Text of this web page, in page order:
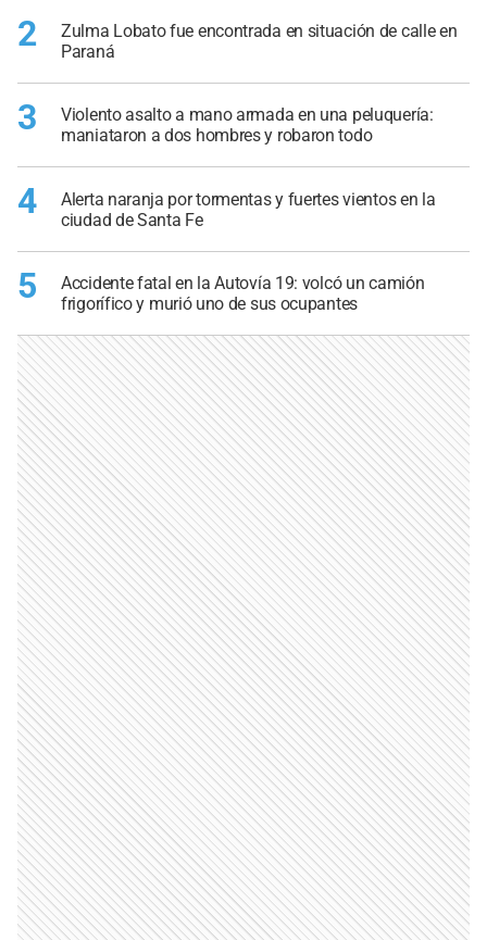
2
Zulma Lobato fue encontrada en situación de calle en
Paraná
3
Violento asalto a mano armada en una peluquería:
maniataron a dos hombres y robaron todo
4
Alerta naranja por tormentas y fuertes vientos en la
ciudad de Santa Fe
5
Accidente fatal en la Autovía 19: volcó un camión
frigorífico y murió uno de sus ocupantes